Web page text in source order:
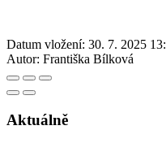
Datum vložení: 30. 7. 2025
Autor: Františka Bílková
Aktuálně